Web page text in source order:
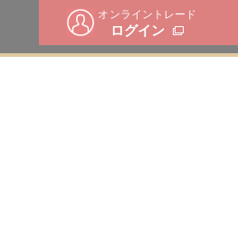
オンライントレード
ログイン